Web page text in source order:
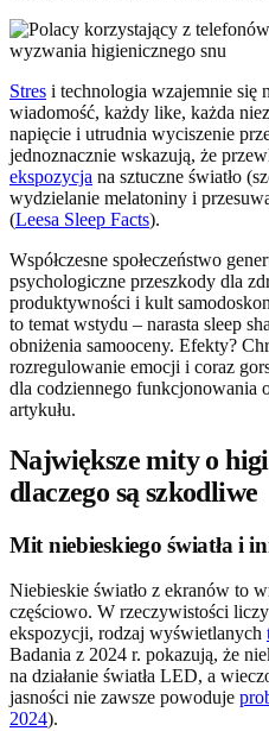
Stres i technologia wzajemnie się
wiadomość, każdy like, każda
napięcie i utrudnia wyciszenie
jednoznacznie wskazują, że
ekspozycja na sztuczne światło
wydzielanie melatoniny i
(Leesa Sleep Facts).
Współczesne społeczeństwo
psychologiczne przeszkody dla
produktywności i kult
to temat wstydu – narasta sleep
obniżenia samooceny. Efekty?
rozregulowanie emocji i coraz
dla codziennego funkcjonowania
artykułu.
Największe mity o
dlaczego są szkodliwe
Mit niebieskiego światła i
Niebieskie światło z ekranów to
częściowo. W rzeczywistości
ekspozycji, rodzaj wyświetlanych
Badania z 2024 r. pokazują, że
na działanie światła LED, a
jasności nie zawsze powoduje
2024).